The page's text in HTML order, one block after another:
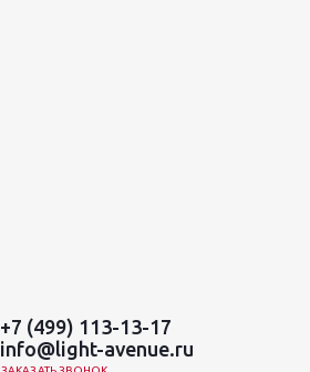
+7 (499) 113-13-17
info@light-avenue.ru